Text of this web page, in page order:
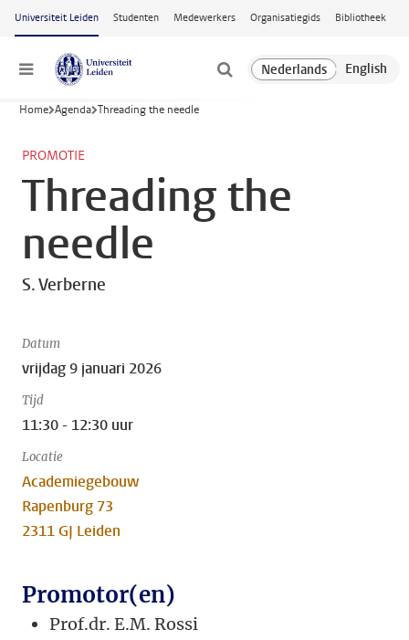
Ga naar hoofdinhoud
Universiteit Leiden Studenten Medewerkers Organisatiegids Bibliotheek
Menu
Home Agenda Threading the needle
PROMOTIE
Threading the
needle
S. Verberne
Datum
vrijdag 9 januari 2026
Tijd
11:30 - 12:30 uur
Locatie
Academiegebouw
Rapenburg 73
2311 GJ Leiden
Promotor(en)
Prof.dr. E.M. Rossi